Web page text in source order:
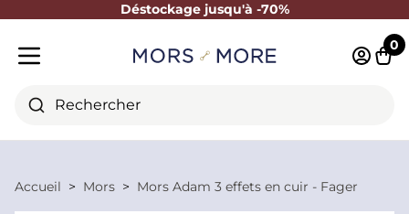
Déstockage jusqu'à -70%
Fermer
Rechercher
0
Accueil Mors Mors Adam 3 effets en cuir - Fager